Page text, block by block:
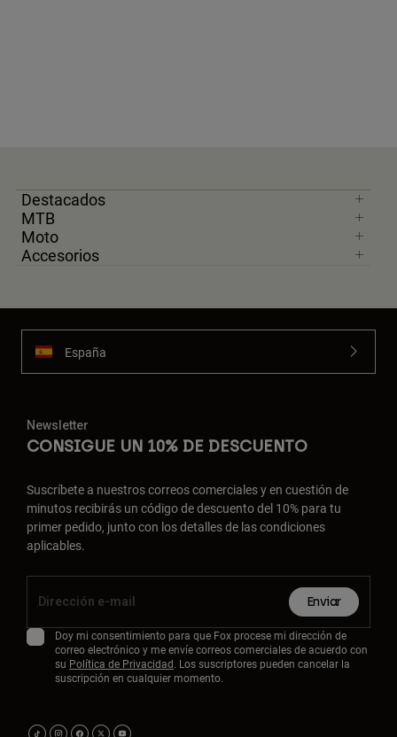
Destacados
MTB
Moto
Accesorios
España
Newsletter
CONSIGUE UN 10% DE DESCUENTO
Suscríbete a nuestros correos comerciales y en cuestión de
minutos recibirás un código de descuento del 10% para tu
primer pedido, junto con los detalles de las condiciones
aplicables.
Enviar
Doy mi consentimiento para que Fox procese mi dirección de
correo electrónico y me envíe correos comerciales de acuerdo con
su Política de Privacidad. Los suscriptores pueden cancelar la
suscripción en cualquier momento.